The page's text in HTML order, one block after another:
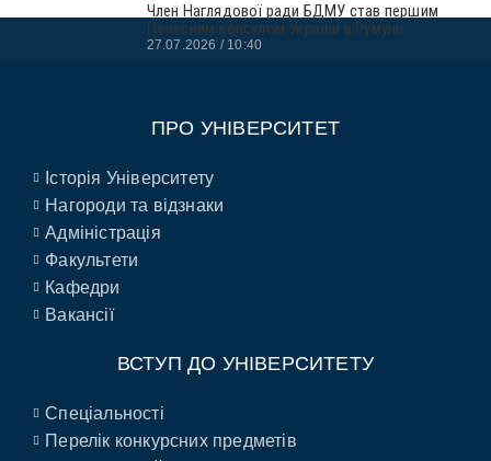
Член Наглядової ради БДМУ став першим
Почесним консулом України в Румунії
27.07.2026 10:40
ПРО УНІВЕРСИТЕТ
Історія Університету
Нагороди та відзнаки
Адміністрація
Факультети
Кафедри
Вакансії
ВСТУП ДО УНІВЕРСИТЕТУ
Спеціальності
Перелік конкурсних предметів